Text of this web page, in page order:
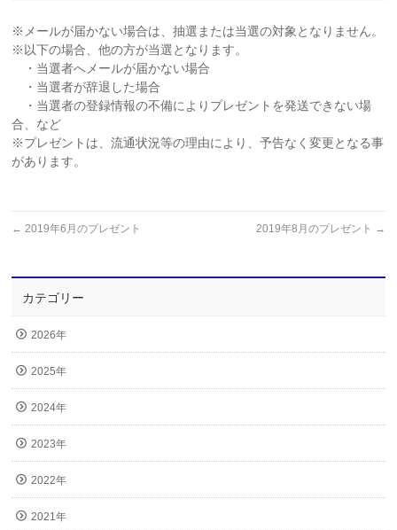
※メールが届かない場合は、抽選または当選の対象となりません。
※以下の場合、他の方が当選となります。
・当選者へメールが届かない場合
・当選者が辞退した場合
・当選者の登録情報の不備によりプレゼントを発送できない場
合、など
※プレゼントは、流通状況等の理由により、予告なく変更となる事
があります。
← 2019年6月のプレゼント 2019年8月のプレゼント →
カテゴリー
2026年
2025年
2024年
2023年
2022年
2021年